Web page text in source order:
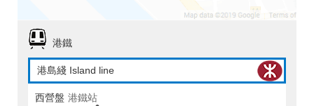
港鐵
港島綫 Island line
西營盤 港鐵站